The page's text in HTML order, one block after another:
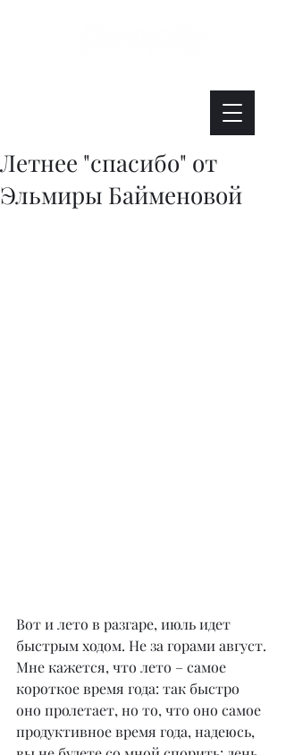
Летнее "спасибо" от
Эльмиры Байменовой
Вот и лето в разгаре, июль идет
быстрым ходом. Не за горами август.
Мне кажется, что лето – самое
короткое время года: так быстро
оно пролетает, но то, что оно самое
продуктивное время года, надеюсь,